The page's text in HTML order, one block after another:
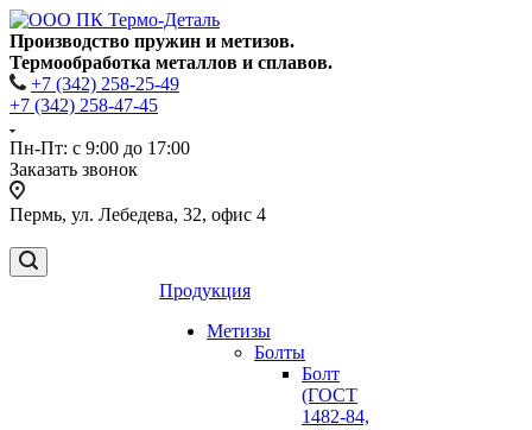
Производство пружин и метизов.
Термообработка металлов и сплавов.
+7 (342) 258-25-49
+7 (342) 258-47-45
Пн-Пт: с 9:00 до 17:00
Заказать звонок
Пермь, ул. Лебедева, 32, офис 4
Продукция
Метизы
Болты
Болт
(ГОСТ
1482-84,